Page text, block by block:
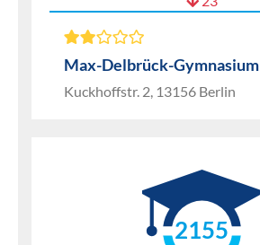
Max-Delbrück-Gymnasium
Kuckhoffstr. 2, 13156 Berlin
2155